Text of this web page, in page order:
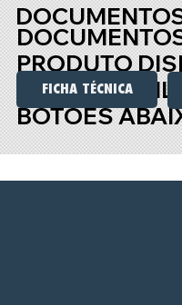
PRODUTO
PARA
BOTÕES
FICHA TÉCNICA